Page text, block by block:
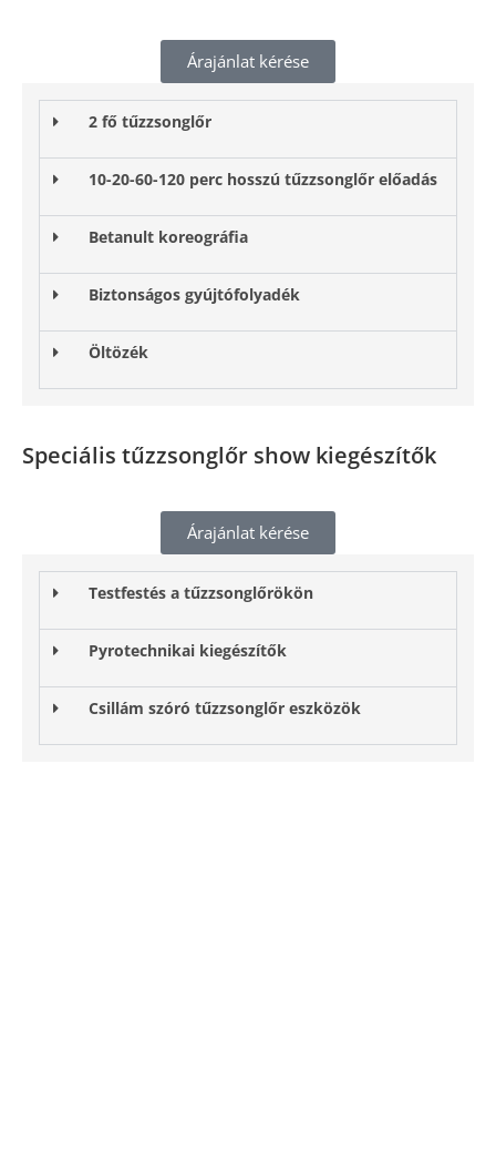
Árajánlat kérése
2 fő tűzzsonglőr
10-20-60-120 perc hosszú tűzzsonglőr előadás
Betanult koreográfia
Biztonságos gyújtófolyadék
Öltözék
Speciális tűzzsonglőr show kiegészítők
Árajánlat kérése
Testfestés a tűzzsonglőrökön
Pyrotechnikai kiegészítők
Csillám szóró tűzzsonglőr eszközök